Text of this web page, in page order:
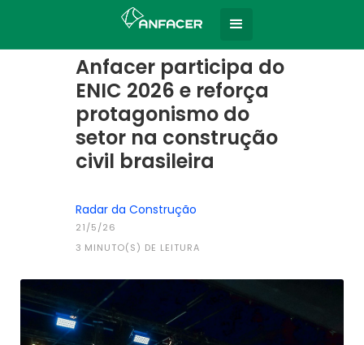
Todas as notícias
Anfacer participa do
ENIC 2026 e reforça
protagonismo do
setor na construção
civil brasileira
Radar da Construção
21/5/26
3 MINUTO(S) DE LEITURA